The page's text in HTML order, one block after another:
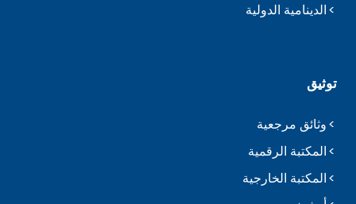
الدينامية الدولية
توثيق
وثائق مرجعية
المكتبة الرقمية
المكتبة الخارجية